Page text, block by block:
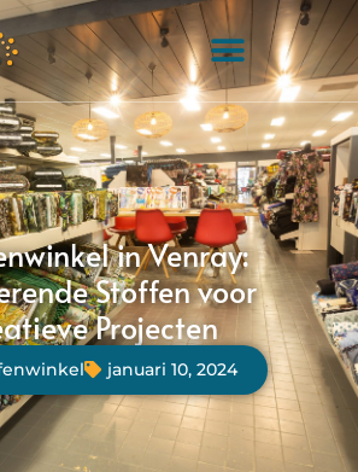
in Venray:
Stoffen voor
Projecten
januari 10, 2024